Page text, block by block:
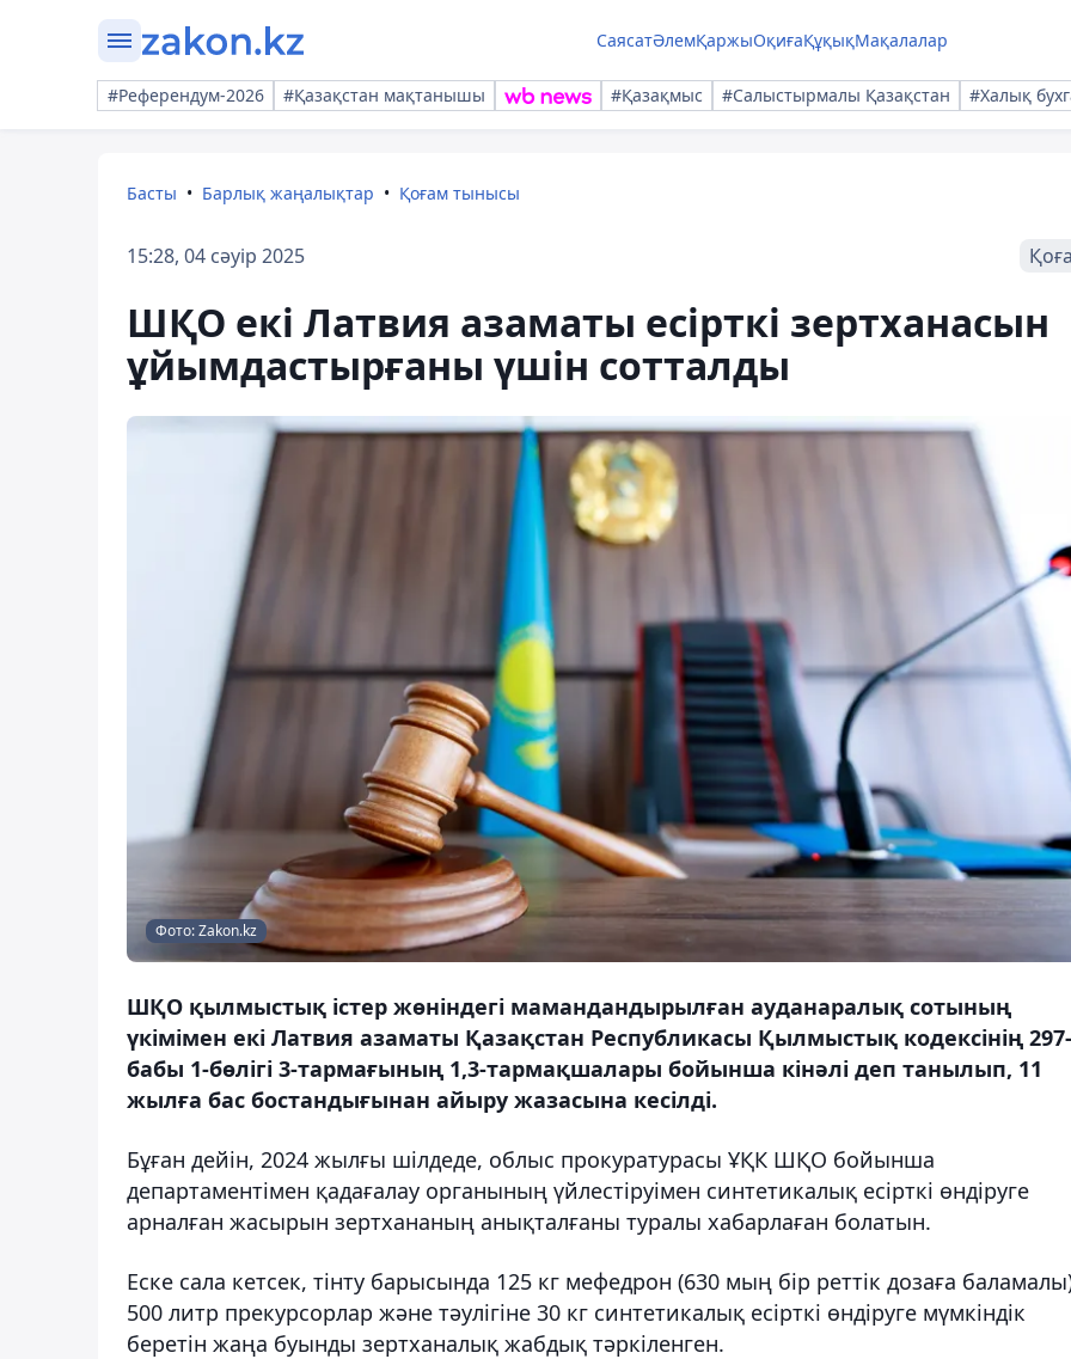
СаясатӘлемҚаржыОқиғаҚұқықМақалалар
#Референдум-2026 #Қазақстан мақтанышы #Қазақмыс #Салыстырмалы Қазақстан #Халық
Басты Барлық жаңалықтар Қоғам тынысы
15:28, 04 сәуір 2025
ШҚО екі Латвия азаматы есірткі зертханасын
ұйымдастырғаны үшін сотталды
Фото: Zakon.kz
ШҚО қылмыстық істер жөніндегі мамандандырылған ауданаралық сотының
үкімімен екі Латвия азаматы Қазақстан Республикасы Қылмыстық кодексінің 297-
бабы 1-бөлігі 3-тармағының 1,3-тармақшалары бойынша кінәлі деп танылып, 11
жылға бас бостандығынан айыру жазасына кесілді.
Бұған дейін, 2024 жылғы шілдеде, облыс прокуратурасы ҰҚК ШҚО бойынша
департаментімен қадағалау органының үйлестіруімен синтетикалық есірткі өндіруге
арналған жасырын зертхананың анықталғаны туралы хабарлаған болатын.
Еске сала кетсек, тінту барысында 125 кг мефедрон (630 мың бір реттік дозаға
500 литр прекурсорлар және тәулігіне 30 кг синтетикалық есірткі өндіруге мүмкіндік
беретін жаңа буынды зертханалық жабдық тәркіленген.